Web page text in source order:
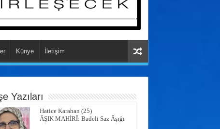
Künye İletişim
Yazıları
Hatice Karahan (25)
ÂŞIK MAHİRÎ: Badeli Saz Âşığı